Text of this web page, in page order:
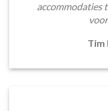
accommodaties
Tim